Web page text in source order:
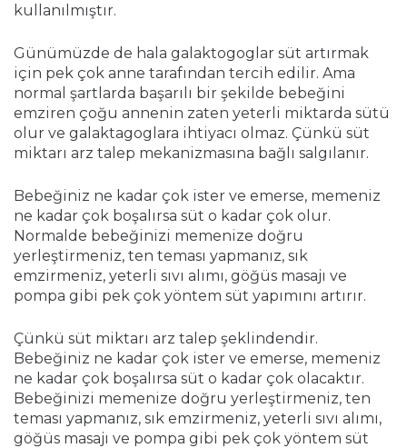
kullanılmıştır.
Günümüzde de hala galaktogoglar süt artırmak
için pek çok anne tarafından tercih edilir. Ama
normal şartlarda başarılı bir şekilde bebeğini
emziren çoğu annenin zaten yeterli miktarda sütü
olur ve galaktagoglara ihtiyacı olmaz. Çünkü süt
miktarı arz talep mekanizmasına bağlı salgılanır.
Bebeğiniz ne kadar çok ister ve emerse, memeniz
ne kadar çok boşalırsa süt o kadar çok olur.
Normalde bebeğinizi memenize doğru
yerleştirmeniz, ten teması yapmanız, sık
emzirmeniz, yeterli sıvı alımı, göğüs masajı ve
pompa gibi pek çok yöntem süt yapımını artırır.
Çünkü süt miktarı arz talep şeklindendir.
Bebeğiniz ne kadar çok ister ve emerse, memeniz
ne kadar çok boşalırsa süt o kadar çok olacaktır.
Bebeğinizi memenize doğru yerleştirmeniz, ten
teması yapmanız, sık emzirmeniz, yeterli sıvı alımı,
göğüs masajı ve pompa gibi pek çok yöntem süt